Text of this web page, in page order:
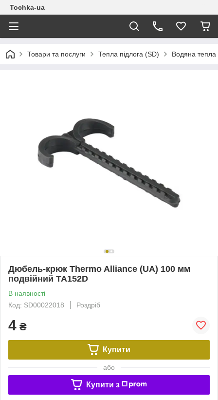
Tochka-ua
Товари та послуги Тепла підлога (SD) Водяна тепла
Дюбель-крюк Thermo Alliance (UA) 100 мм
подвійний TA152D
В наявності
Код: SD00022018
Роздріб
4 ₴
Купити
або
Купити з